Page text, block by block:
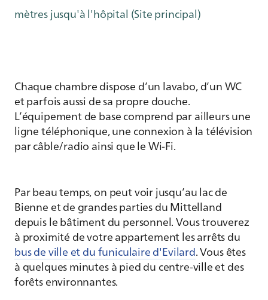
mètres jusqu'à l'hôpital (Site principal)
Chaque chambre dispose d’un lavabo, d’un WC
et parfois aussi de sa propre douche.
L’équipement de base comprend par ailleurs une
ligne téléphonique, une connexion à la télévision
par câble/radio ainsi que le Wi-Fi.
Par beau temps, on peut voir jusqu’au lac de
Bienne et de grandes parties du Mittelland
depuis le bâtiment du personnel. Vous trouverez
à proximité de votre appartement les arrêts du
bus de ville et du funiculaire d'Evilard. Vous êtes
à quelques minutes à pied du centre-ville et des
forêts environnantes.